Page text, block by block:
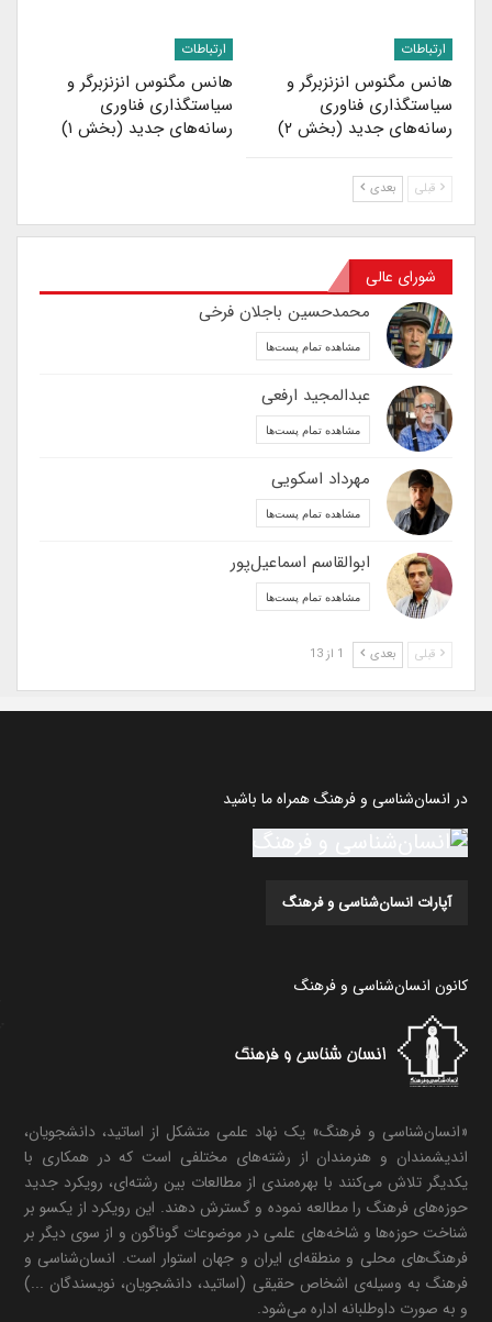
ارتباطات
هانس مگنوس انزنزبرگر و
سیاستگذاری فناوری
رسانه‌های جدید (بخش ۲)
ارتباطات
هانس مگنوس انزنزبرگر و
سیاستگذاری فناوری
رسانه‌های جدید (بخش ۱)
قبلی بعدی
شورای عالی
محمدحسین باجلان فرخی
مشاهده تمام پست‌ها
عبدالمجید ارفعی
مشاهده تمام پست‌ها
مهرداد اسکویی
مشاهده تمام پست‌ها
ابوالقاسم اسماعیل‌پور
مشاهده تمام پست‌ها
قبلی بعدی
در انسان‌شناسی و فرهنگ همراه ما باشید
آپارات انسان‌شناسی و فرهنگ
کانون انسان‌شناسی و فرهنگ
«انسان‌شناسی و فرهنگ» یک نهاد علمی متشکل از اساتید، دانشجویان،
اندیشمندان و هنرمندان از رشته‌های مختلفی است که در همکاری با
یکدیگر تلاش می‌کنند با بهره‌مندی از مطالعات بین رشته‌ای، رویکرد جدید
حوزه‌های فرهنگ را مطالعه نموده و گسترش دهند. این رویکرد از یکسو بر
شناخت حوزه‌ها و شاخه‌های علمی در موضوعات گوناگون و از سوی دیگر بر
فرهنگ‌های محلی و منطقه‌ای ایران و جهان استوار است. انسان‌شناسی و
فرهنگ به وسیله‌ی اشخاص حقیقی (اساتید، دانشجویان، نویسندگان ...)
و به صورت داوطلبانه اداره می‌شود.